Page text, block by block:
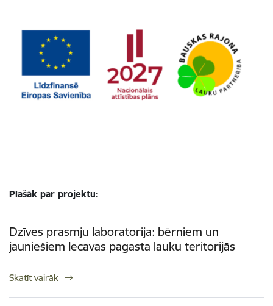
Plašāk par projektu:
Dzīves prasmju laboratorija: bērniem un
jauniešiem Iecavas pagasta lauku teritorijās
Skatīt vairāk